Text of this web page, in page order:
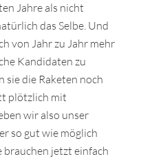
Jahre als nicht
das Selbe. Und
von Jahr zu Jahr mehr
Kandidaten zu
sie die Raketen noch
plötzlich mit
wir also unser
so gut wie möglich
brauchen jetzt einfach